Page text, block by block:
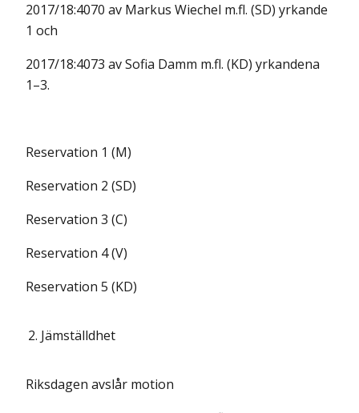
2017/18:4070 av Markus Wiechel m.fl. (SD) yrkande
1 och
2017/18:4073 av Sofia Damm m.fl. (KD) yrkandena
1–3.
Reservation 1 (M)
Reservation 2 (SD)
Reservation 3 (C)
Reservation 4 (V)
Reservation 5 (KD)
2. Jämställdhet
Riksdagen avslår motion